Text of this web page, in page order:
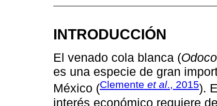
INTRODUCCIÓN
El venado cola blanca (
es una especie de gran
México (Clemente et al., 2015).
interés económico requiere